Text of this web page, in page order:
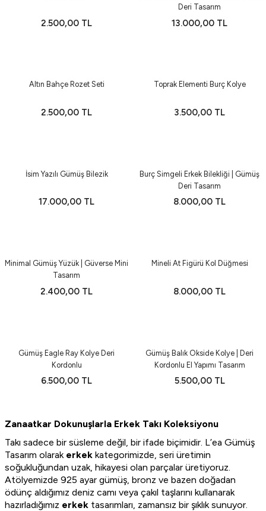
2.500,00 TL
Deri Tasarım
13.000,00 TL
Altın Bahçe Rozet Seti
2.500,00 TL
Toprak Elementi Burç Kolye
3.500,00 TL
İsim Yazılı Gümüş Bilezik
17.000,00 TL
Burç Simgeli Erkek Bilekliği | Gümüş
Deri Tasarım
8.000,00 TL
Minimal Gümüş Yüzük | Güverse Mini
Tasarım
2.400,00 TL
Mineli At Figürü Kol Düğmesi
8.000,00 TL
Gümüş Eagle Ray Kolye Deri
Kordonlu
6.500,00 TL
Gümüş Balık Okside Kolye | Deri
Kordonlu El Yapımı Tasarım
5.500,00 TL
Zanaatkar Dokunuşlarla Erkek Takı Koleksiyonu
Takı sadece bir süsleme değil, bir ifade biçimidir. L’ea Gümüş
Tasarım olarak erkek kategorimizde, seri üretimin
soğukluğundan uzak, hikayesi olan parçalar üretiyoruz.
Atölyemizde 925 ayar gümüş, bronz ve bazen doğadan
ödünç aldığımız deniz camı veya çakıl taşlarını kullanarak
hazırladığımız erkek tasarımları, zamansız bir şıklık sunuyor.